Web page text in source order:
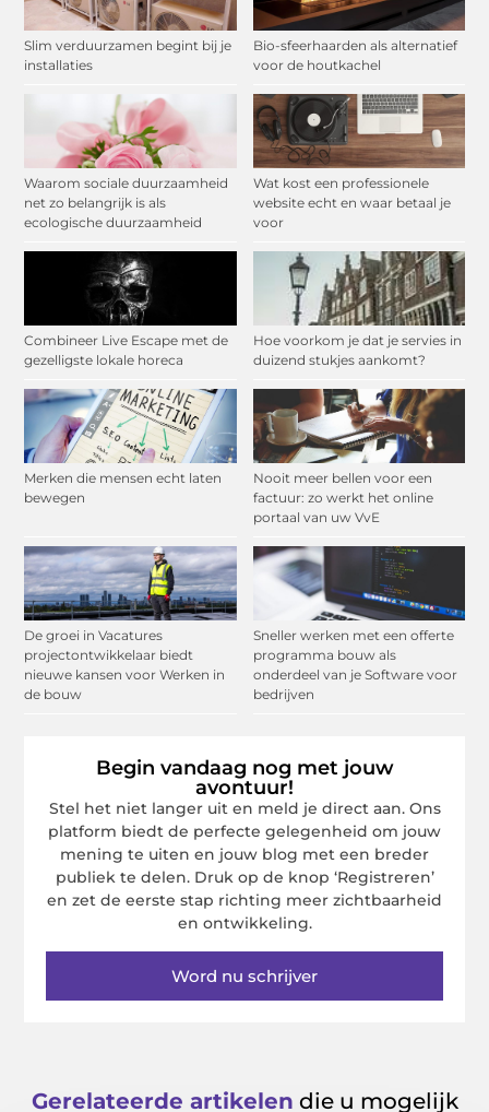
Slim verduurzamen begint bij je
installaties
Bio-sfeerhaarden als alternatief
voor de houtkachel
Waarom sociale duurzaamheid
net zo belangrijk is als
ecologische duurzaamheid
Wat kost een professionele
website echt en waar betaal je
voor
Combineer Live Escape met de
gezelligste lokale horeca
Hoe voorkom je dat je servies in
duizend stukjes aankomt?
Merken die mensen echt laten
bewegen
Nooit meer bellen voor een
factuur: zo werkt het online
portaal van uw VvE
De groei in Vacatures
projectontwikkelaar biedt
nieuwe kansen voor Werken in
de bouw
Sneller werken met een offerte
programma bouw als
onderdeel van je Software voor
bedrijven
Begin vandaag nog met jouw
avontuur!
Stel het niet langer uit en meld je direct aan. Ons
platform biedt de perfecte gelegenheid om jouw
mening te uiten en jouw blog met een breder
publiek te delen. Druk op de knop ‘Registreren’
en zet de eerste stap richting meer zichtbaarheid
en ontwikkeling.
Word nu schrijver
Gerelateerde artikelen die u mogelijk